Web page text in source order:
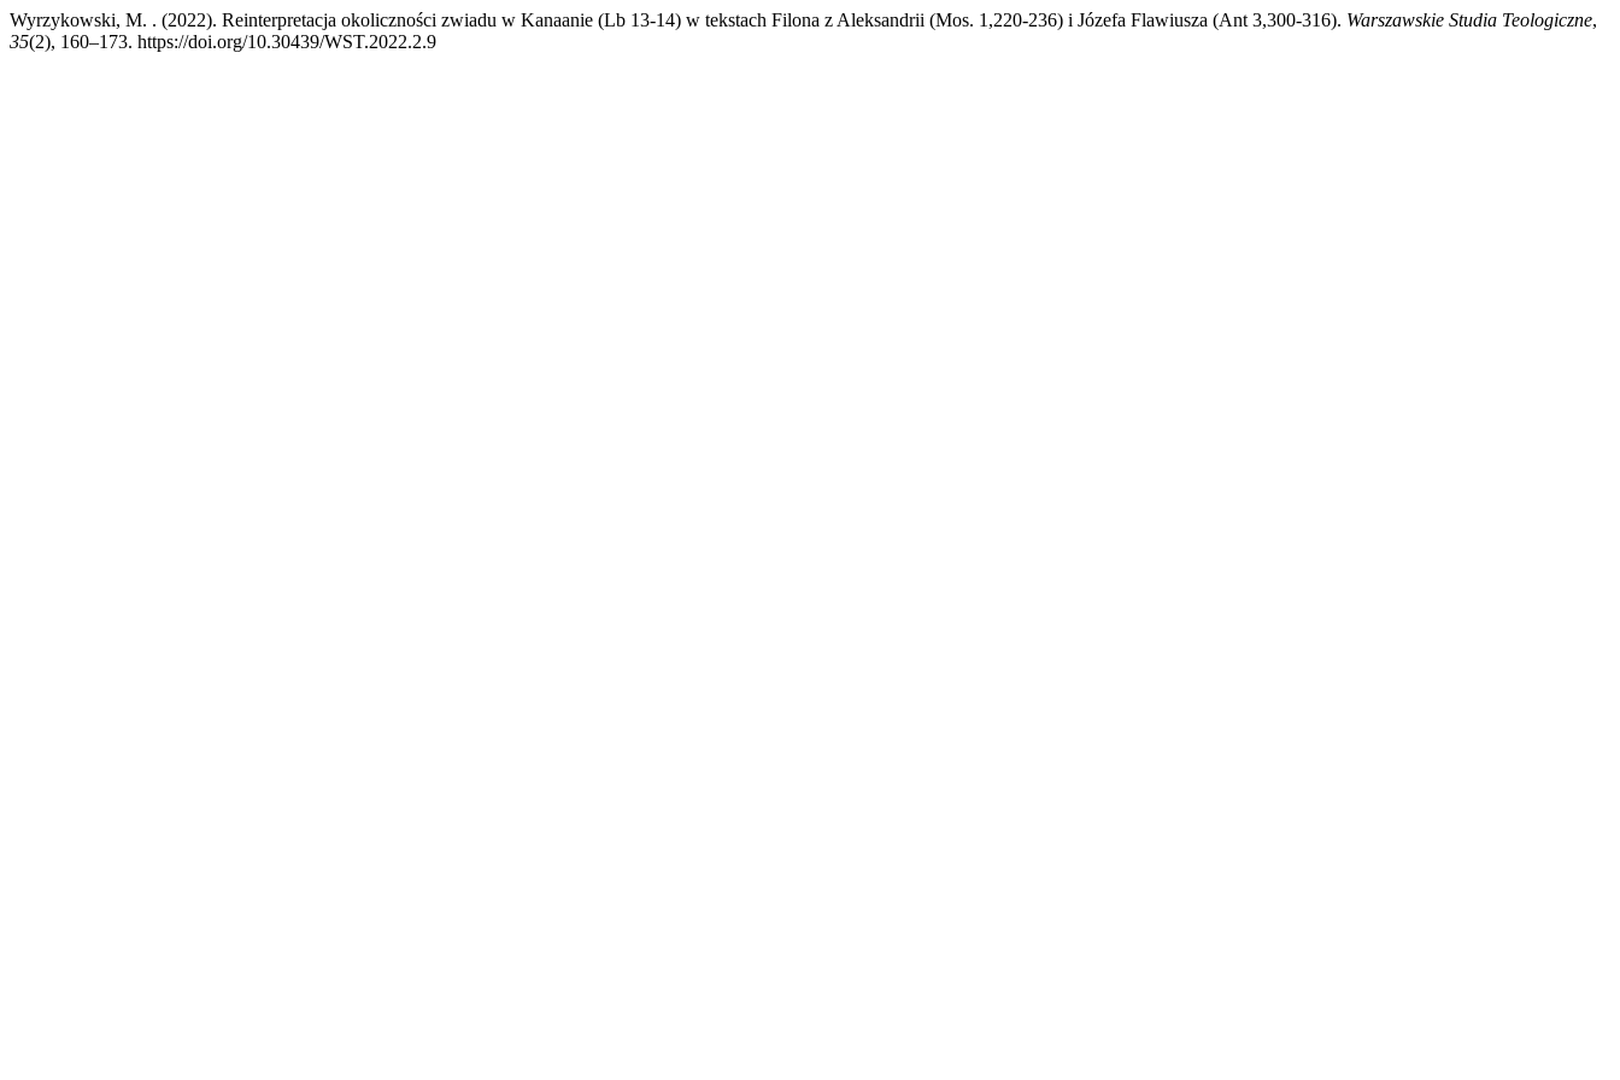
Wyrzykowski, M. . (2022). Reinterpretacja okoliczności zwiadu w Kanaanie (Lb 13-14) w tekstach Filona z Aleksandrii (Mos. 1,220-236) i Józefa Flawiusza (Ant 3,300-316). Warszawskie Studia Teologiczne,
35(2), 160–173. https://doi.org/10.30439/WST.2022.2.9